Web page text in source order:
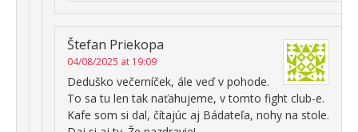
Štefan Priekopa
04/08/2025 at 19:09
Deduško večerníček, ále veď v pohode.
To sa tu len tak naťahujeme, v tomto fight club-e.
Kafe som si dal, čítajúc aj Bádateľa, nohy na stole.